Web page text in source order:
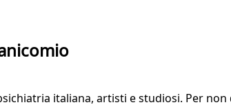
italiana, artisti e studiosi. Per